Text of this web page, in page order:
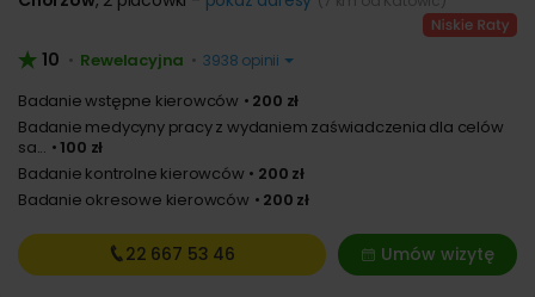
10 • Rewelacyjna • 3938 opinii
Badanie wstępne kierowców
200 zł
Badanie medycyny pracy z wydaniem zaświadczenia dla celów
sa...
100 zł
Badanie kontrolne kierowców
200 zł
Badanie okresowe kierowców
200 zł
Umów wizytę
22 667 53 46